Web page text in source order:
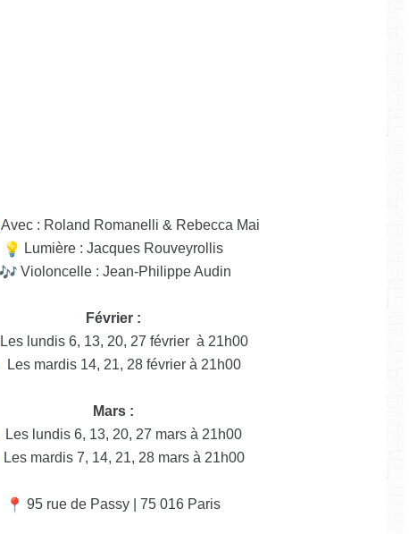
Avec : Roland Romanelli & Rebecca Mai
Lumière : Jacques Rouveyrollis
Violoncelle : Jean-Philippe Audin
Février :
Les lundis 6, 13, 20, 27 février à 21h00
Les mardis 14, 21, 28 février à 21h00
Mars :
Les lundis 6, 13, 20, 27 mars à 21h00
Les mardis 7, 14, 21, 28 mars à 21h00
95 rue de Passy | 75 016 Paris